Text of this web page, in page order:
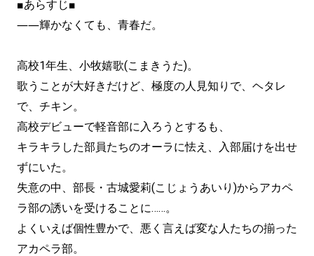
■あらすじ■
――輝かなくても、青春だ。
高校1年生、小牧嬉歌(こまきうた)。
歌うことが大好きだけど、極度の人見知りで、ヘタレ
で、チキン。
高校デビューで軽音部に入ろうとするも、
キラキラした部員たちのオーラに怯え、入部届けを出せ
ずにいた。
失意の中、部長・古城愛莉(こじょうあいり)からアカペ
ラ部の誘いを受けることに……。
よくいえば個性豊かで、悪く言えば変な人たちの揃った
アカペラ部。